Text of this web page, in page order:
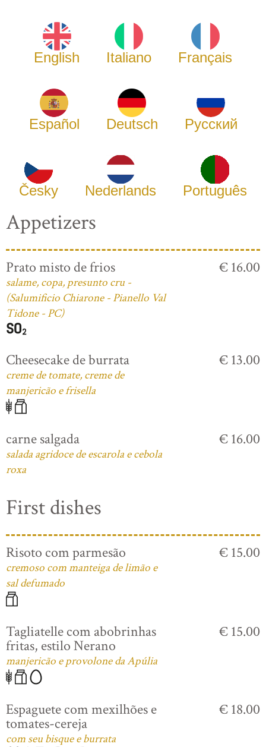
English Italiano Français
Español Deutsch Русский
Česky Nederlands Português
Appetizers
Prato misto de frios
salame, copa, presunto cru -
(Salumificio Chiarone - Pianello Val
Tidone - PC)
€ 16.00
Cheesecake de burrata
creme de tomate, creme de
manjericão e frisella
€ 13.00
carne salgada
salada agridoce de escarola e cebola
roxa
€ 16.00
First dishes
Risoto com parmesão
cremoso com manteiga de limão e
sal defumado
€ 15.00
Tagliatelle com abobrinhas
fritas, estilo Nerano
manjericão e provolone da Apúlia
€ 15.00
Espaguete com mexilhões e
tomates-cereja
com seu bisque e burrata
€ 18.00